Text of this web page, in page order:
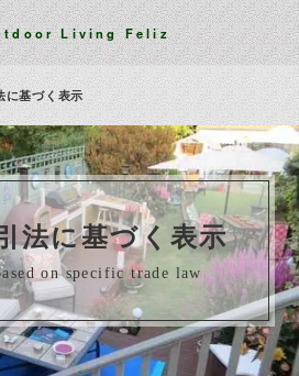
Living Feliz
に基づく表示
法に基づく表示
on specific trade law